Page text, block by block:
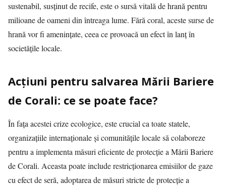
sustenabil, susținut de recife, este o sursă vitală de hrană pentru
milioane de oameni din întreaga lume. Fără coral, aceste surse de
hrană vor fi amenințate, ceea ce provoacă un efect în lanț în
societățile locale.
Acțiuni pentru salvarea Mării Bariere
de Corali: ce se poate face?
În fața acestei crize ecologice, este crucial ca toate statele,
organizațiile internaționale și comunitățile locale să colaboreze
pentru a implementa măsuri eficiente de protecție a Mării Bariere
de Corali. Aceasta poate include restricționarea emisiilor de gaze
cu efect de seră, adoptarea de măsuri stricte de protecție a